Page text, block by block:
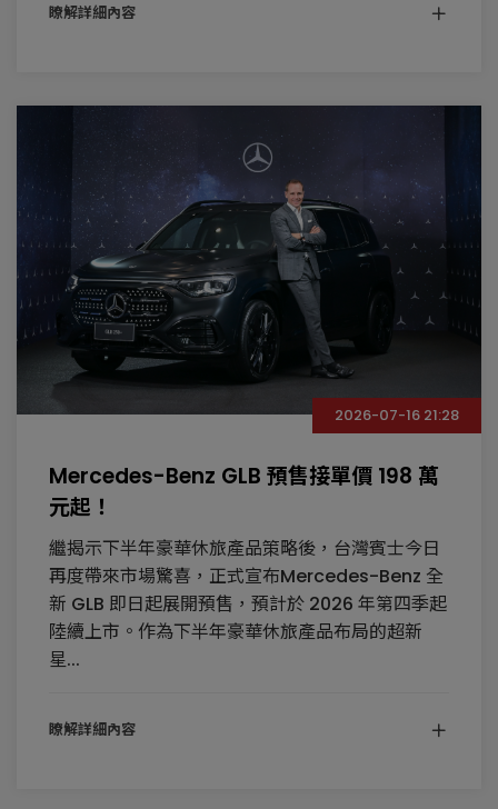
瞭解詳細內容
2026-07-16 21:28
Mercedes-Benz GLB 預售接單價 198 萬
元起！
繼揭示下半年豪華休旅產品策略後，台灣賓士今日
再度帶來市場驚喜，正式宣布Mercedes-Benz 全
新 GLB 即日起展開預售，預計於 2026 年第四季起
陸續上市。作為下半年豪華休旅產品布局的超新
星...
瞭解詳細內容